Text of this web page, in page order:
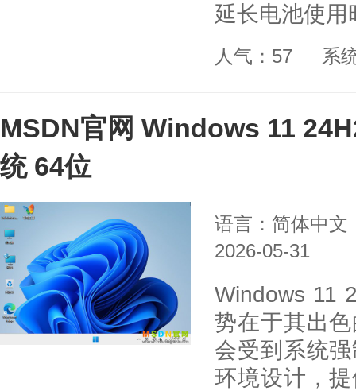
延长电池使用
人气：57 系
MSDN官网 Windows 11
统 64位
语言：简体中文
2026-05-31
Windows 11
势在于其出
会受到系统
环境设计，